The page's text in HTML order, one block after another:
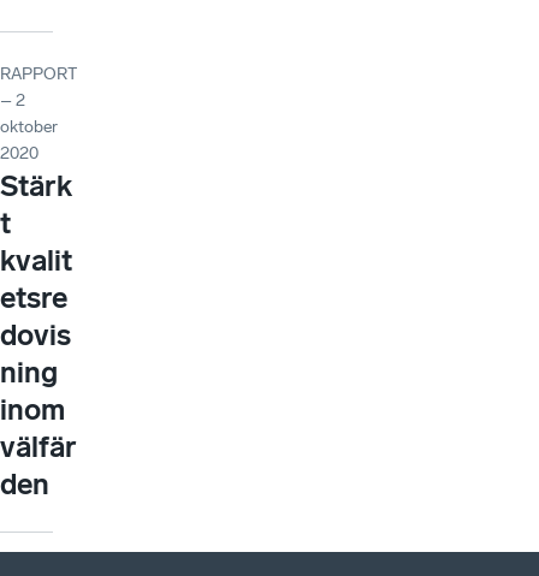
RAPPORT
– 2
oktober
2020
Stärk
t
kvalit
etsre
dovis
ning
inom
välfär
den